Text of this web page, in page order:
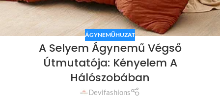
ÁGYNEMŰHUZAT
A Selyem Ágynemű Végső
Útmutatója: Kényelem A
Hálószobában
Devifashions